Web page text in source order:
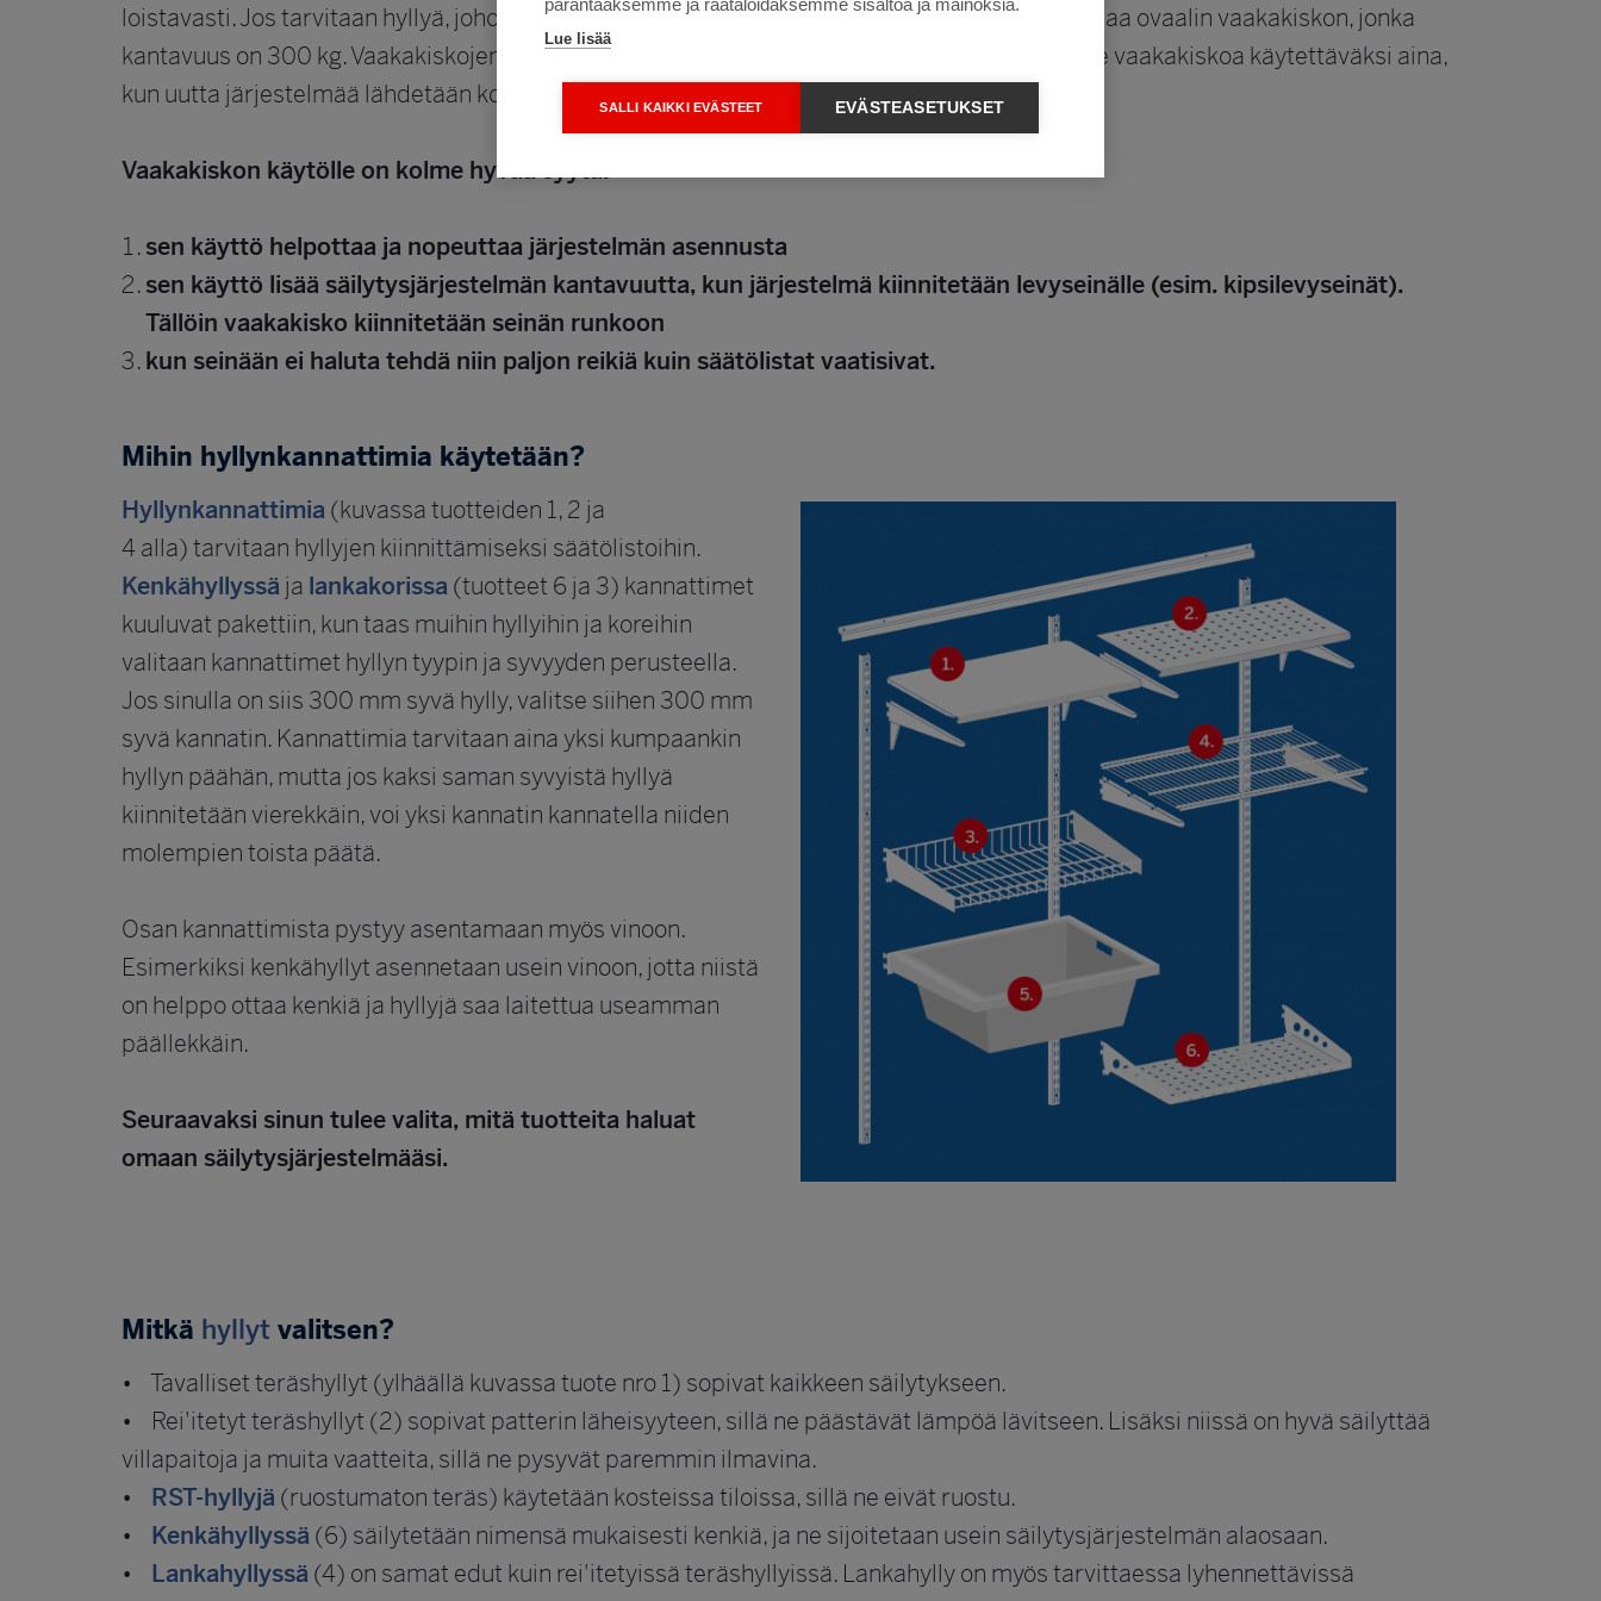
loistavasti. Jos tarvitaan hyllyä, johon voi lastata huomattavan painavia esineitä, voi avuksi ottaa ovaalin vaakakiskon, jonka
kantavuus on 300 kg. Vaakakiskojen määrä riippuu kalustettavan tilan koosta. Suosittelemme vaakakiskoa käytettäväksi aina,
kun uutta järjestelmää lähdetään kokoamaan.
Vaakakiskon käytölle on kolme hyvää syytä:
sen käyttö helpottaa ja nopeuttaa järjestelmän asennusta
sen käyttö lisää säilytysjärjestelmän kantavuutta, kun järjestelmä kiinnitetään levyseinälle (esim. kipsilevyseinät).
Tällöin vaakakisko kiinnitetään seinän runkoon
kun seinään ei haluta tehdä niin paljon reikiä kuin säätölistat vaatisivat.
Mihin hyllynkannattimia käytetään?
Hyllynkannattimia (kuvassa tuotteiden 1, 2 ja
4 alla) tarvitaan hyllyjen kiinnittämiseksi säätölistoihin.
Kenkähyllyssä ja lankakorissa (tuotteet 6 ja 3) kannattimet
kuuluvat pakettiin, kun taas muihin hyllyihin ja koreihin
valitaan kannattimet hyllyn tyypin ja syvyyden perusteella.
Jos sinulla on siis 300 mm syvä hylly, valitse siihen 300 mm
syvä kannatin. Kannattimia tarvitaan aina yksi kumpaankin
hyllyn päähän, mutta jos kaksi saman syvyistä hyllyä
kiinnitetään vierekkäin, voi yksi kannatin kannatella niiden
molempien toista päätä.
Osan kannattimista pystyy asentamaan myös vinoon.
Esimerkiksi kenkähyllyt asennetaan usein vinoon, jotta niistä
on helppo ottaa kenkiä ja hyllyjä saa laitettua useamman
päällekkäin.
Seuraavaksi sinun tulee valita, mitä tuotteita haluat
omaan säilytysjärjestelmääsi.
Mitkä hyllyt valitsen?
• Tavalliset teräshyllyt (ylhäällä kuvassa tuote nro 1) sopivat kaikkeen säilytykseen.
• Rei'itetyt teräshyllyt (2) sopivat patterin läheisyyteen, sillä ne päästävät lämpöä lävitseen. Lisäksi niissä on hyvä säilyttää
villapaitoja ja muita vaatteita, sillä ne pysyvät paremmin ilmavina.
• RST-hyllyjä (ruostumaton teräs) käytetään kosteissa tiloissa, sillä ne eivät ruostu.
• Kenkähyllyssä (6) säilytetään nimensä mukaisesti kenkiä, ja ne sijoitetaan usein säilytysjärjestelmän alaosaan.
• Lankahyllyssä (4) on samat edut kuin rei'itetyissä teräshyllyissä. Lankahylly on myös tarvittaessa lyhennettävissä
parantaaksemme ja räätälöidäksemme sisältöä ja mainoksia.
Lue lisää
SALLI KAIKKI EVÄSTEET EVÄSTEASETUKSET